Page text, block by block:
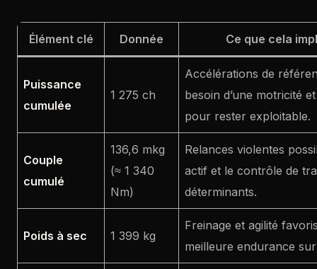
Élément clé Donnée Ce que cela
Puissance
cumulée
1 275 ch
Accélérations de
besoin d’une motricité
pour rester exploitable.
Couple
cumulé
136,6 mkg
(≈ 1 340
Nm)
Relances violentes
actif et le contrôle de
déterminants.
Poids à sec 1 399 kg
Freinage et agilité
meilleure endurance